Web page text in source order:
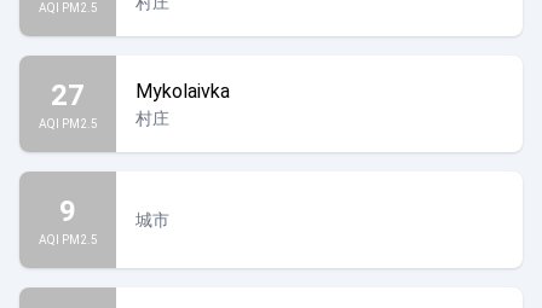
AQI PM2.5
27
AQI PM2.5
Mykolaivka
村庄
9
AQI PM2.5
城市